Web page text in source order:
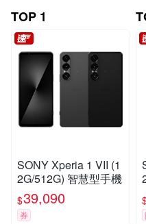
TOP 1
SONY Xperia 1 VII (1
2G/512G) 智慧型手機
$39,090
券